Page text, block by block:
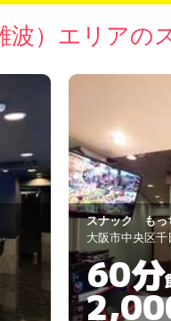
波）エリアの
千日前1-5-10
飲み放題
円(税込)